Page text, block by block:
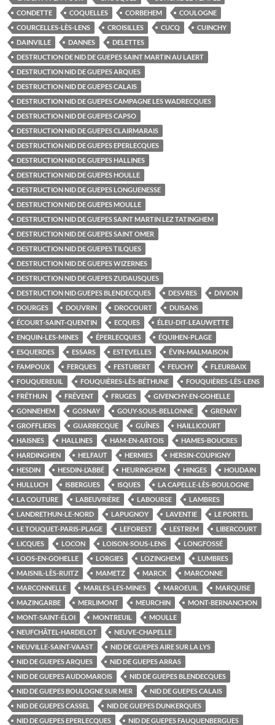
CONDETTE
COQUELLES CORBEHEM
COULOGNE
COURCELLES-LÈS-LENS
CROISILLES CUCQ
CUINCHY
DAINVILLE
DANNES
DELETTES
DESTRUCTION DE NID DE GUEPES SAINT MARTIN AU LAERT
DESTRUCTION NID DE GUEPES ARQUES
DESTRUCTION NID DE GUEPES CALAIS
DESTRUCTION NID DE GUEPES CAMPAGNE LES WADRECQUES
DESTRUCTION NID DE GUEPES CAPSO
DESTRUCTION NID DE GUEPES CLAIRMARAIS
DESTRUCTION NID DE GUEPES EPERLECQUES
DESTRUCTION NID DE GUEPES HALLINES
DESTRUCTION NID DE GUEPES HOULLE
DESTRUCTION NID DE GUEPES LONGUENESSE
DESTRUCTION NID DE GUEPES MOULLE
DESTRUCTION NID DE GUEPES SAINT MARTIN LEZ TATINGHEM
DESTRUCTION NID DE GUEPES SAINT OMER
DESTRUCTION NID DE GUEPES TILQUES
DESTRUCTION NID DE GUEPES WIZERNES
DESTRUCTION NID DE GUEPES ZUDAUSQUES
DESTRUCTION NID GUEPES BLENDECQUES
DESVRES
DIVION
DOURGES
DOUVRIN DROCOURT
DUISANS
ÉCOURT-SAINT-QUENTIN
ECQUES
ÉLEU-DIT-LEAUWETTE
ENQUIN-LES-MINES
ÉPERLECQUES
ÉQUIHEN-PLAGE
ESQUERDES
ESSARS ESTEVELLES
ÉVIN-MALMAISON
FAMPOUX
FERQUES FESTUBERT FEUCHY
FLEURBAIX
FOUQUEREUIL
FOUQUIÈRES-LÈS-BÉTHUNE
FOUQUIÈRES-LÈS-LENS
FRÉTHUN
FRÉVENT FRUGES
GIVENCHY-EN-GOHELLE
GONNEHEM
GOSNAY GOUY-SOUS-BELLONNE
GRENAY
GROFFLIERS
GUARBECQUE GUÎNES
HAILLICOURT
HAISNES
HALLINES HAM-EN-ARTOIS
HAMES-BOUCRES
HARDINGHEN
HELFAUT HERMIES
HERSIN-COUPIGNY
HESDIN
HESDIN-L’ABBÉ HEURINGHEM HINGES
HOUDAIN
HULLUCH
ISBERGUES ISQUES
LA CAPELLE-LÈS-BOULOGNE
LA COUTURE
LABEUVRIÈRE LABOURSE
LAMBRES
LANDRETHUN-LE-NORD
LAPUGNOY LAVENTIE
LE PORTEL
LE TOUQUET-PARIS-PLAGE
LEFOREST LESTREM
LIBERCOURT
LICQUES
LOCON LOISON-SOUS-LENS
LONGFOSSÉ
LOOS-EN-GOHELLE
LORGIES LOZINGHEM
LUMBRES
MAISNIL-LÈS-RUITZ
MAMETZ MARCK
MARCONNE
MARCONNELLE
MARLES-LES-MINES MAROEUIL
MARQUISE
MAZINGARBE
MERLIMONT MEURCHIN
MONT-BERNANCHON
MONT-SAINT-ÉLOI
MONTREUIL
MOULLE
NEUFCHÂTEL-HARDELOT
NEUVE-CHAPELLE
NEUVILLE-SAINT-VAAST
NID DE GUEPES AIRE SUR LA LYS
NID DE GUEPES ARQUES
NID DE GUEPES ARRAS
NID DE GUEPES AUDOMAROIS
NID DE GUEPES BLENDECQUES
NID DE GUEPES BOULOGNE SUR MER
NID DE GUEPES CALAIS
NID DE GUEPES CASSEL
NID DE GUEPES DUNKERQUES
NID DE GUEPES EPERLECQUES
NID DE GUEPES FAUQUENBERGUES